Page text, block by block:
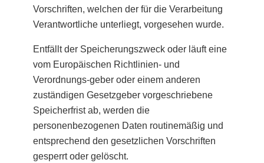
Vorschriften, welchen der für die Verarbeitung
Verantwortliche unterliegt, vorgesehen wurde.
Entfällt der Speicherungszweck oder läuft eine
vom Europäischen Richtlinien- und
Verordnungs-geber oder einem anderen
zuständigen Gesetzgeber vorgeschriebene
Speicherfrist ab, werden die
personenbezogenen Daten routinemäßig und
entsprechend den gesetzlichen Vorschriften
gesperrt oder gelöscht.